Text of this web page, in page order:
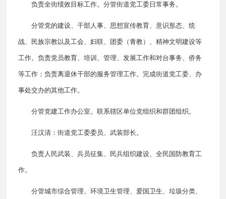
负责全街绩效目标工作。分管街道党工委日常事务。
分管党的建设、干部人事、思想宣传教育、意识形态、统
战、民族宗教以及工会、妇联、团委（青教）、精神文明建设等
工作。负责党员教育、培训、管理、发展工作和对台事务、侨务
等工作；负责离退休干部的服务管理工作。完成街道党工委、办
事处交办的其他工作。
分管党建工作办公室。联系辖区单位党组织和群团组织。
汪汉清：街道党工委委员、武装部长。
负责人民武装、兵员征集、民兵组织建设、全民国防教育工
作。
分管城市综合管理、环境卫生管理、爱国卫生、垃圾分类、